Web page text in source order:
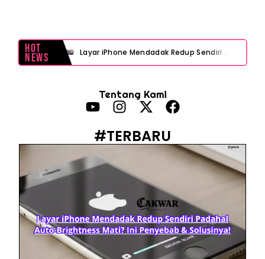
Hot
News Layar iPhone Mendadak Redup Sendiri Padahal Auto-Brightness Mati? Ini Penyebab & Solusinya!
Prabowo Sebut ‘Londo Ireng’, Ray Rangkuti Desak DPR Bersikap, Ini Ulasan Politiknya
MAKI Soroti Penahanan Eks Jampidsus Febrie Adriansyah Tanpa Rompi Pink
Babak Baru Kasus Febrie Adriansyah, Rencana Praperadilan Penyitaan Emas dan Uang Tunai Jadi Sorotan
Baterai Apple Watch Cepat Boros? Ini Penyebab dan Cara Mengatasinya
Tentang Kami
#TERBARU